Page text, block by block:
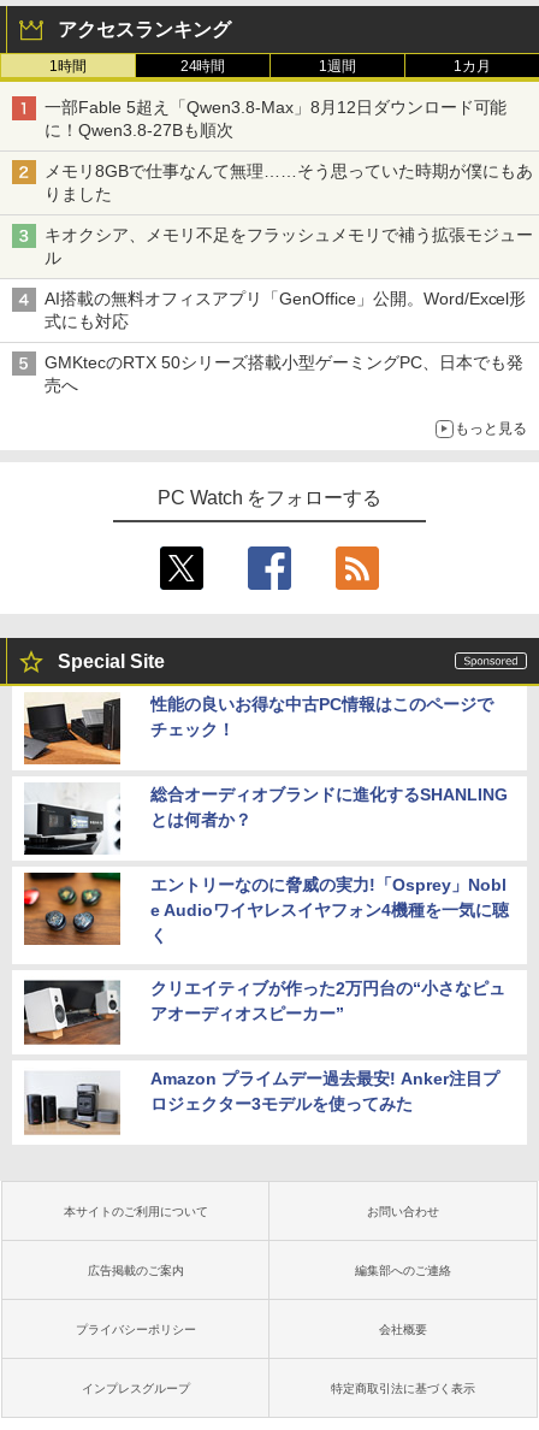
アクセスランキング
1時間 24時間 1週間 1カ月
一部Fable 5超え「Qwen3.8-Max」8月12日ダウンロード可能
に！Qwen3.8-27Bも順次
メモリ8GBで仕事なんて無理……そう思っていた時期が僕にもあ
りました
キオクシア、メモリ不足をフラッシュメモリで補う拡張モジュー
ル
AI搭載の無料オフィスアプリ「GenOffice」公開。Word/Excel形
式にも対応
GMKtecのRTX 50シリーズ搭載小型ゲーミングPC、日本でも発
売へ
もっと見る
PC Watch をフォローする
Special Site
性能の良いお得な中古PC情報はこのページで
チェック！
総合オーディオブランドに進化するSHANLING
とは何者か？
エントリーなのに脅威の実力!「Osprey」Nobl
e Audioワイヤレスイヤフォン4機種を一気に聴
く
クリエイティブが作った2万円台の“小さなピュ
アオーディオスピーカー”
Amazon プライムデー過去最安! Anker注目プ
ロジェクター3モデルを使ってみた
本サイトのご利用について お問い合わせ
広告掲載のご案内 編集部へのご連絡
プライバシーポリシー 会社概要
インプレスグループ 特定商取引法に基づく表示